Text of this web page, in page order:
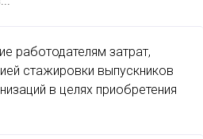
работодателям затрат,
стажировки выпускников
в целях приобретения